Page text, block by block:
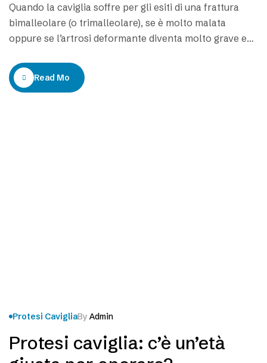
Quando la caviglia soffre per gli esiti di una frattura
bimalleolare (o trimalleolare), se è molto malata
oppure se l’artrosi deformante diventa molto grave ed
di rivolgersi ad uno specialista e valutare la protesi di
caviglia. Grazie all’utilizzo di protesi su misura il
Read More
Protesi CavigliaBy Admin
Protesi caviglia: c’è un’età